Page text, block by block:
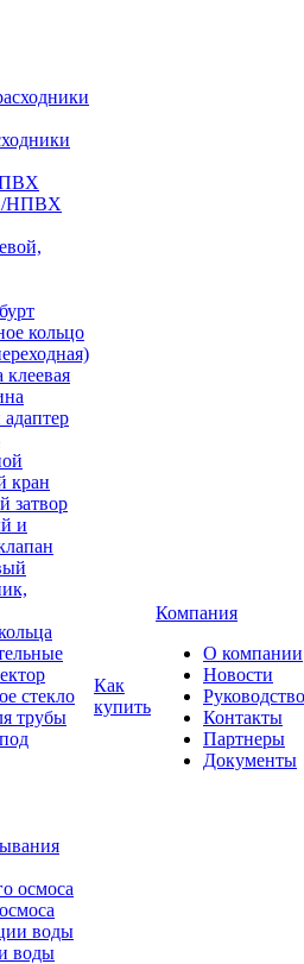
НПВХ
кольцо
клеевая
кран
затвор
и
стекло
трубы
воды
Как
купить
Компания
О компании
Новости
Руководство
Контакты
Партнеры
Документы